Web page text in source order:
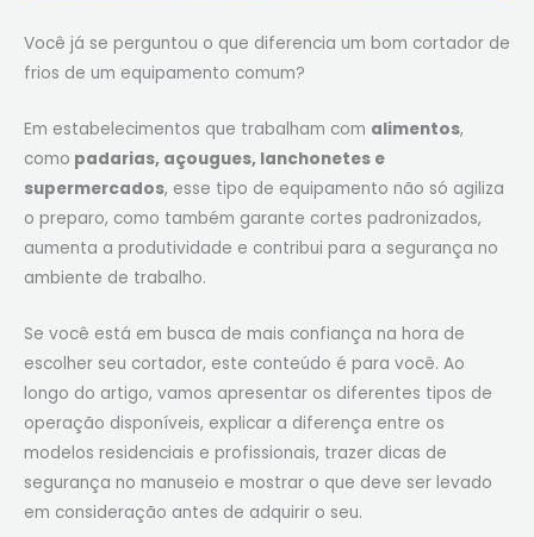
Você já se perguntou o que diferencia um bom cortador de
frios de um equipamento comum?
Em estabelecimentos que trabalham com alimentos,
como padarias, açougues, lanchonetes e
supermercados, esse tipo de equipamento não só agiliza
o preparo, como também garante cortes padronizados,
aumenta a produtividade e contribui para a segurança no
ambiente de trabalho.
Se você está em busca de mais confiança na hora de
escolher seu cortador, este conteúdo é para você. Ao
longo do artigo, vamos apresentar os diferentes tipos de
operação disponíveis, explicar a diferença entre os
modelos residenciais e profissionais, trazer dicas de
segurança no manuseio e mostrar o que deve ser levado
em consideração antes de adquirir o seu.